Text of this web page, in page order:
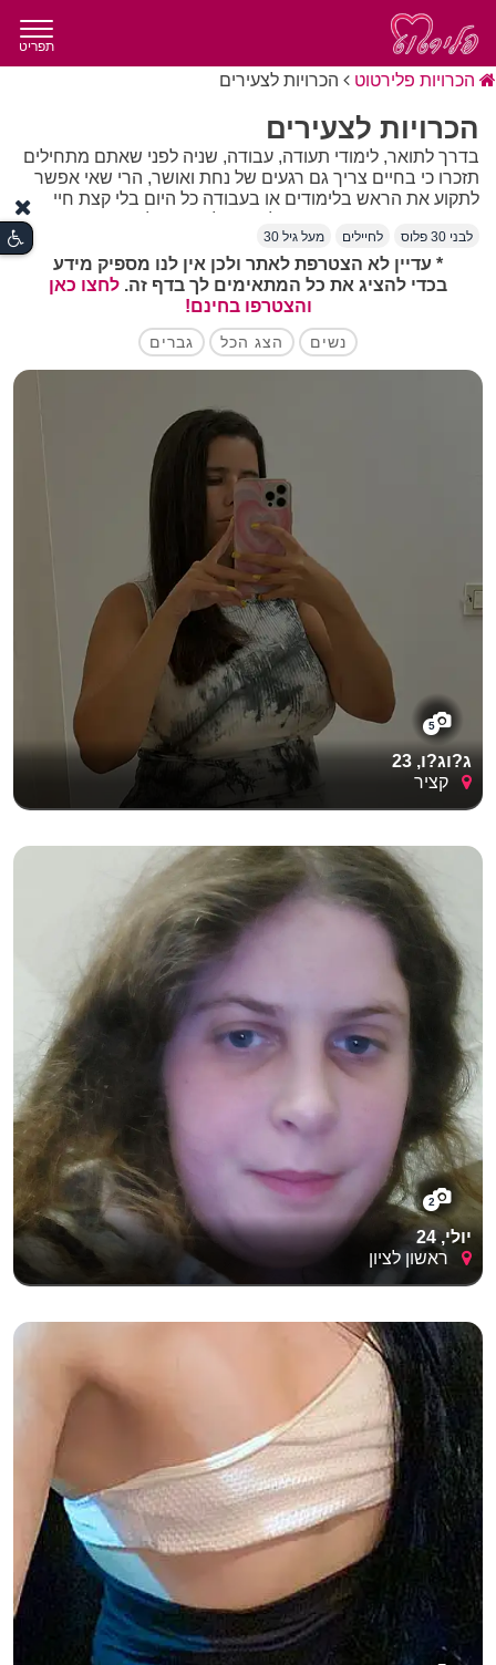
תפריט
הכרויות פלירטוט הכרויות לצעירים
הכרויות לצעירים
בדרך לתואר, לימודי תעודה, עבודה, שניה לפני שאתם מתחילים
תזכרו כי בחיים צריך גם רגעים של נחת ואושר, הרי שאי אפשר
לתקוע את הראש בלימודים או בעבודה כל היום בלי קצת חיי
לצעירים זה דבר חושב אך לא פשוט במרוץ החיים. לכן יצרנו
במיוחד עבורכם את קטגוריית הכרויות לצעירים בה תוכלו למצוא
את כל הצעירות והצעירים שיש לו להכיר אתכם.
לבני 30 פלוס לחיילים מעל גיל 30
* עדיין לא הצטרפת לאתר ולכן אין לנו מספיק מידע
בכדי להציג את כל המתאימים לך בדף זה. לחצו כאן
והצטרפו בחינם!
נשים הצג הכל גברים
5
ג?וג?ו, 23
קציר
2
יולי, 24
ראשון לציון